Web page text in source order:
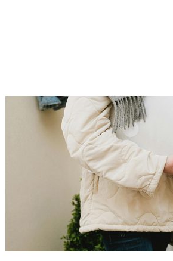
bolånereglerna